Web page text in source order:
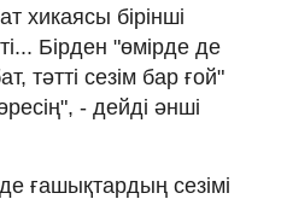
xикаясы бірінші
Бірден "өмірде де
тәтті сезім бар ғой"
- дейді әнші
ғашықтардың сезімі